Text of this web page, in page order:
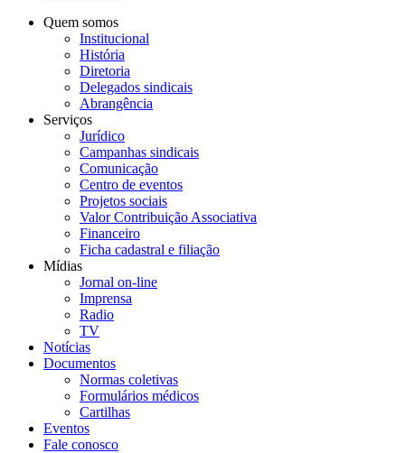
Quem somos
Institucional
História
Diretoria
Delegados sindicais
Abrangência
Serviços
Jurídico
Campanhas sindicais
Comunicação
Centro de eventos
Projetos sociais
Valor Contribuição Associativa
Financeiro
Ficha cadastral e filiação
Mídias
Jornal on-line
Imprensa
Radio
TV
Notícias
Documentos
Normas coletivas
Formulários médicos
Cartilhas
Eventos
Fale conosco